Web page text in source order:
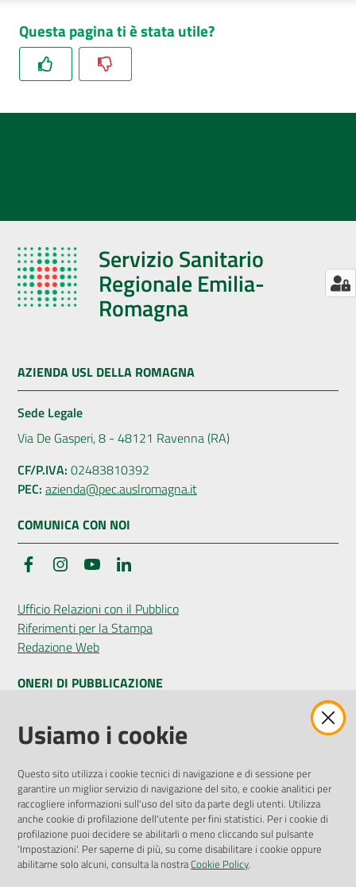
Questa pagina ti è stata utile?
Servizio Sanitario
Regionale Emilia-
Romagna
AZIENDA USL DELLA ROMAGNA
Sede Legale
Via De Gasperi, 8 - 48121 Ravenna (RA)
CF/P.IVA: 02483810392
PEC: azienda@pec.auslromagna.it
COMUNICA CON NOI
FacebookInstagramYouTube
Ufficio Relazioni con il Pubblico
Riferimenti per la Stampa
Redazione Web
ONERI DI PUBBLICAZIONE
Amministrazione Trasparente
Pubblicità legale
Privacy Policy
Attuazione Misure PNRR
Liste di Attesa
ENTI, IMPRESE E PARTNER
Usiamo i cookie
Questo sito utilizza i cookie tecnici di navigazione e di sessione per
garantire un miglior servizio di navigazione del sito, e cookie analitici per
raccogliere informazioni sull'uso del sito da parte degli utenti. Utilizza
anche cookie di profilazione dell'utente per fini statistici. Per i cookie di
profilazione puoi decidere se abilitarli o meno cliccando sul pulsante
'Impostazioni'. Per saperne di più, su come disabilitare i cookie oppure
abilitarne solo alcuni, consulta la nostraCookie Policy.